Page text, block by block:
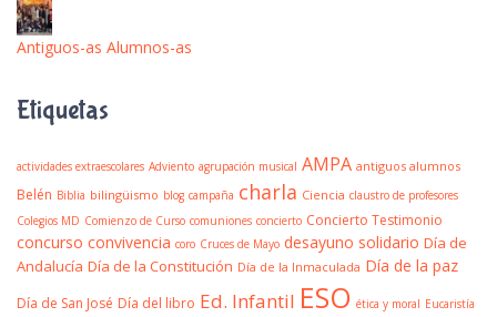
Antiguos-as Alumnos-as
Etiquetas
actividades extraescolares Adviento agrupación musical AMPA antiguos alumnos
Belén Biblia bilingüismo blog campaña charla Ciencia claustro de profesores
Colegios MD Comienzo de Curso comuniones concierto Concierto Testimonio
concurso convivencia coro Cruces de Mayo desayuno solidario Día de
Andalucía Día de la Constitución Día de la Inmaculada Día de la paz
Día de San José Día del libro Ed. Infantil ESO ética y moral Eucaristía